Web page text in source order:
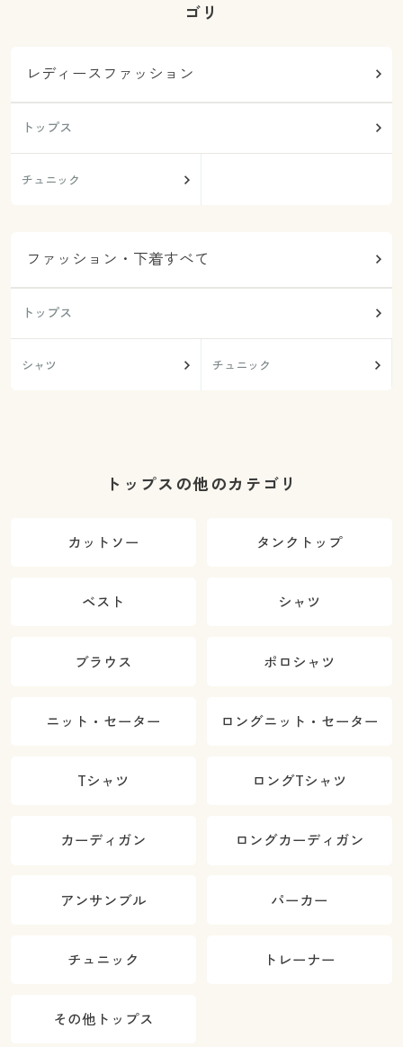
ゴリ
レディースファッション
トップス
チュニック
ファッション・下着すべて
トップス
シャツ チュニック
トップスの他のカテゴリ
カットソー タンクトップ
ベスト シャツ
ブラウス ポロシャツ
ニット・セーター ロングニット・セーター
Tシャツ ロングTシャツ
カーディガン ロングカーディガン
アンサンブル パーカー
チュニック トレーナー
その他トップス